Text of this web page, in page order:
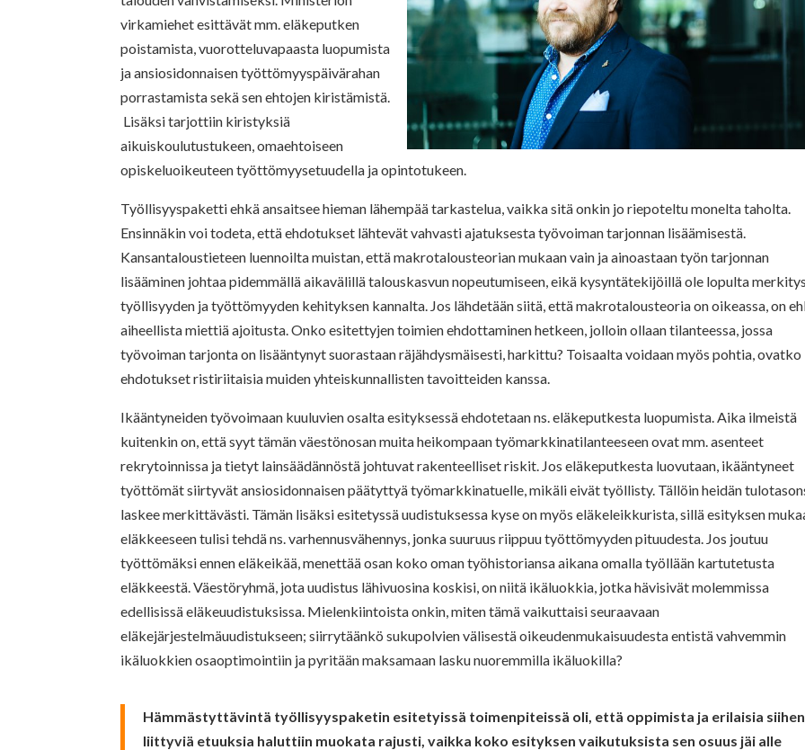
virkamiehet esittävät mm. eläkeputken
poistamista, vuorotteluvapaasta luopumista
ja ansiosidonnaisen työttömyyspäivärahan
porrastamista sekä sen ehtojen kiristämistä.
Lisäksi tarjottiin kiristyksiä
aikuiskoulutustukeen, omaehtoiseen
opiskeluoikeuteen työttömyysetuudella ja opintotukeen.
Työllisyyspaketti ehkä ansaitsee hieman lähempää tarkastelua, vaikka sitä onkin jo riepoteltu monelta taholta.
Ensinnäkin voi todeta, että ehdotukset lähtevät vahvasti ajatuksesta työvoiman tarjonnan lisäämisestä.
Kansantaloustieteen luennoilta muistan, että makrotalousteorian mukaan vain ja ainoastaan työn tarjonnan
lisääminen johtaa pidemmällä aikavälillä talouskasvun nopeutumiseen, eikä kysyntätekijöillä ole lopulta
työllisyyden ja työttömyyden kehityksen kannalta. Jos lähdetään siitä, että makrotalousteoria on oikeassa, on
aiheellista miettiä ajoitusta. Onko esitettyjen toimien ehdottaminen hetkeen, jolloinollaan tilanteessa, jossa
työvoiman tarjonta on lisääntynyt suorastaan räjähdysmäisesti, harkittu? Toisaalta voidaan myös pohtia, ovatko
ehdotukset ristiriitaisia muiden yhteiskunnallisten tavoitteiden kanssa.
Ikääntyneiden työvoimaan kuuluvien osalta esityksessä ehdotetaan ns. eläkeputkesta luopumista. Aika ilmeistä
kuitenkin on, että syyt tämän väestönosan muita heikompaan työmarkkinatilanteeseen ovat mm. asenteet
rekrytoinnissa ja tietyt lainsäädännöstä johtuvat rakenteelliset riskit. Jos eläkeputkesta luovutaan, ikääntyneet
työttömät siirtyvät ansiosidonnaisen päätyttyä työmarkkinatuelle, mikäli eivät työllisty. Tällöin heidän
laskee merkittävästi. Tämän lisäksi esitetyssä uudistuksessa kyse on myös eläkeleikkurista, silläesityksen
eläkkeeseen tulisi tehdä ns. varhennusvähennys, jonka suuruus riippuu työttömyyden pituudesta. Jos joutuu
työttömäksi ennen eläkeikää, menettää osan koko oman työhistoriansa aikana omalla työllään kartutetusta
eläkkeestä. Väestöryhmä, jota uudistus lähivuosina koskisi, on niitä ikäluokkia, jotka hävisivät molemmissa
edellisissä eläkeuudistuksissa. Mielenkiintoista onkin, miten tämä vaikuttaisi seuraavaan
eläkejärjestelmäuudistukseen; siirrytäänkö sukupolvien välisestä oikeudenmukaisuudesta entistä vahvemmin
ikäluokkien osaoptimointiin ja pyritään maksamaan lasku nuoremmilla ikäluokilla?
Hämmästyttävintä työllisyyspaketin esitetyissä toimenpiteissä oli, että oppimista ja erilaisia siihen
liittyviä etuuksia haluttiin muokata rajusti, vaikka koko esityksen vaikutuksista sen osuus jäi alle